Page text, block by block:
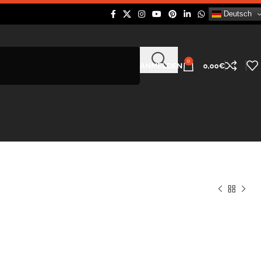
Deutsch
ANMELDEN
0
0,00€